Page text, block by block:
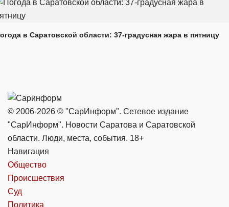
в Саратовской области: 37-градусная жара в пятницу
© 2006-2026 © "СарИнформ". Сетевое издание
"СарИнформ". Новости Саратова и Саратовской
области. Люди, места, события. 18+
Навигация
Общество
Происшествия
Суд
Политика